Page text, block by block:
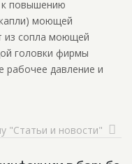
к повышению
моющей
из сопла моющей
головки фирмы
рабочее давление и
"Статьи и новости"